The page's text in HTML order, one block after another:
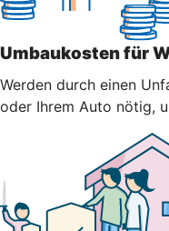
Umbaukosten für
Werden durch einen
oder Ihrem Auto nötig,